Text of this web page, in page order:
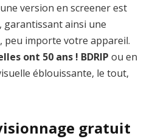
version en screener est
garantissant ainsi une
peu importe votre appareil.
ont 50 ans ! BDRIP ou en
éblouissante, le tout,
gratuit